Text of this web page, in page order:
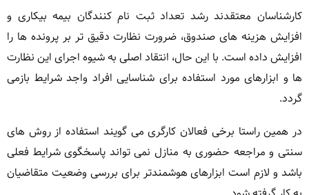
کارشناسان معتقدند رشد تعداد ثبت نام کنندگان بیمه بیکاری و
افزایش هزینه های صندوق، ضرورت نظارت دقیق تر بر پرونده ها را
افزایش داده است. با این حال، انتقاد اصلی به شیوه اجرای این نظارت
ها و ابزارهای مورد استفاده برای شناسایی افراد واجد شرایط بازمی
گردد.
در همین راستا برخی فعالان کارگری می گویند استفاده از روش های
سنتی و مراجعه حضوری به منازل نمی تواند پاسخگوی شرایط فعلی
باشد و لازم است ابزارهای هوشمندتر برای بررسی وضعیت متقاضیان